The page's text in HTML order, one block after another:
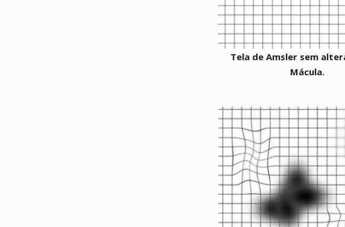
Tela de Amsler sem
Mácula.